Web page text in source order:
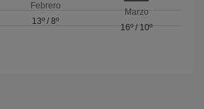
Febrero
13º / 8º
Marzo
16º/ 10º